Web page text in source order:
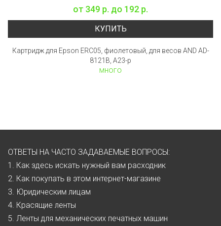
от 349 р. до 192 р.
КУПИТЬ
Картридж для Epson ERC05, фиолетовый, для весов AND AD-
8121B, A23-p
много
ОТВЕТЫ НА ЧАСТО ЗАДАВАЕМЫЕ ВОПРОСЫ:
1. Как здесь искать нужный вам расходник
2. Как покупать в этом интернет-магазине
3. Юридическим лицам
4. Красящие ленты
5. Ленты для механических печатных машин